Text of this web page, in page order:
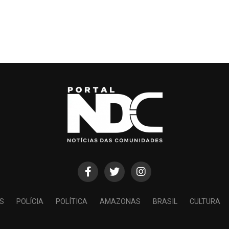
POLÍCIA POLÍTICA AMAZONAS BRASIL CULTURA